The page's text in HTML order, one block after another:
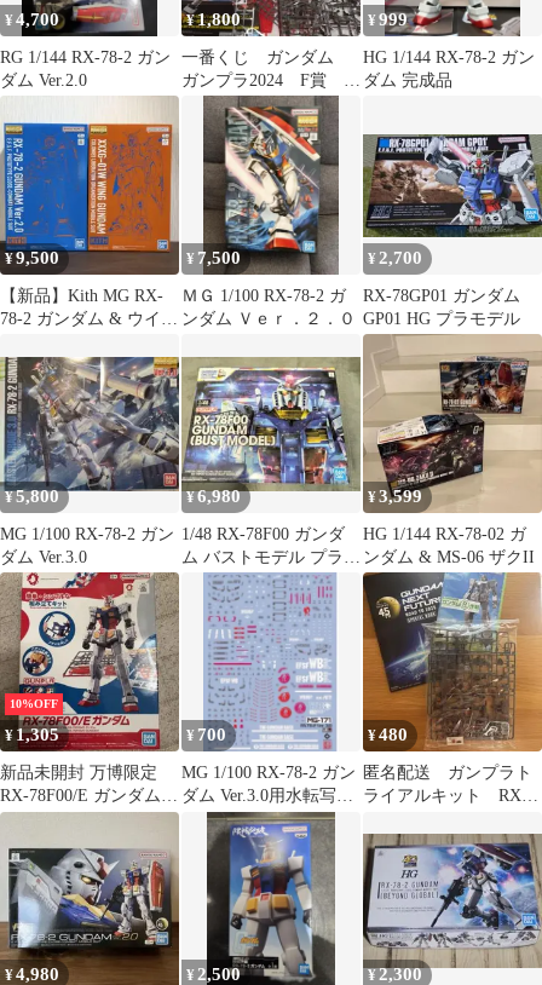
¥4,700
RG 1/144 RX-78-2 ガン
ダム Ver.2.0
¥1,800
一番くじ ガンダム
ガンプラ2024 F賞
RX-78-2
¥999
HG 1/144 RX-78-2 ガン
ダム 完成品
¥9,500
【新品】Kith MG RX-
78-2 ガンダム & ウイン
¥ 7,500
ＭＧ 1/100 RX-78-2 ガ
ンダム Ｖｅｒ．２．０
¥ 2,700
RX-78GP01 ガンダム
GP01 HG プラモデル
¥5,800
MG 1/100 RX-78-2 ガン
ダム Ver.3.0
¥6,980
1/48 RX-78F00 ガンダ
ム バストモデル プラモ
デル
¥3,599
HG 1/144 RX-78-02 ガ
ンダム & MS-06 ザクII
10%OFF
¥ 1,305
新品未開封 万博限定
RX-78F00/E ガンダム
EG
¥ 700
MG 1/100 RX-78-2 ガン
ダム Ver.3.0用水転写式
デカール
¥480
匿名配送 ガンプラト
ライアルキット RX-
¥4,980 ¥ 2,500 ¥2,300